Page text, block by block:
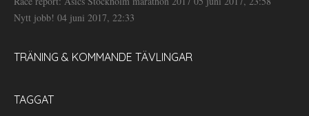
Nytt jobb! 04 juni 2017, 22:33
TRÄNING & KOMMANDE TÄVLINGAR
TAGGAT